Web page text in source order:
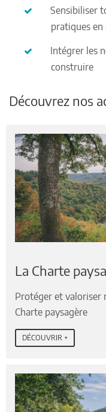
Sensibiliser
pratiques
Intégrer les
construire
Découvrez nos
La Charte
Protéger et valoriser
Charte paysagère
DÉCOUVRIR +